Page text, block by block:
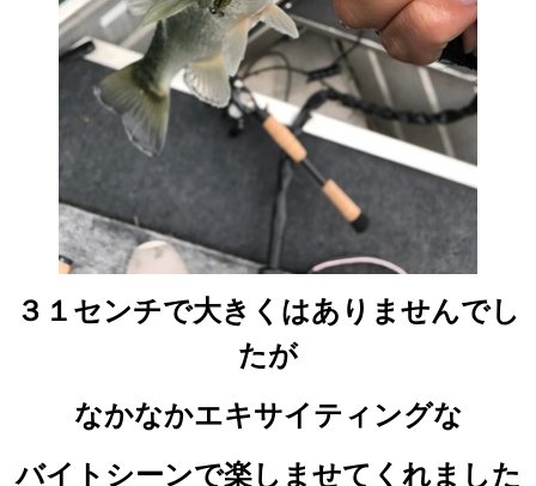
３１センチで大きくはありませんでし
たが
なかなかエキサイティングな
バイトシーンで楽しませてくれました